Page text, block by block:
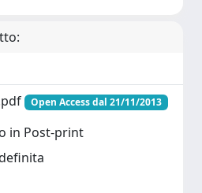
Open Access dal 21/11/2013
in Post-print